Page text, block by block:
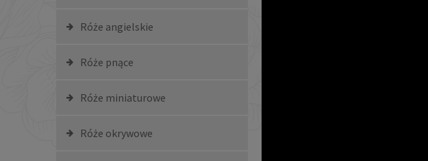
Róże angielskie
Róże pnące
Róże miniaturowe
Róże okrywowe